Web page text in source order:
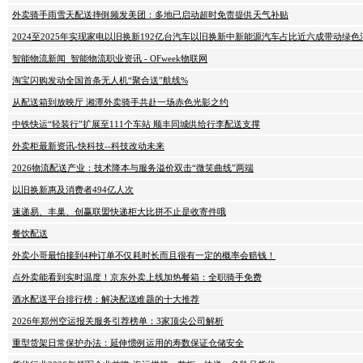
外卖骑手雨雪天配送摔倒频发美团：多地已启动超时免责提供天气补贴
2024至2025年实现家电以旧换新192亿台汽车以旧换新中新能源汽车占比近六成带动绿
智能物流新闻_智能物流职业资讯 - OFweek物联网
淘宝闪购发动全国首条无人机“聚合送”航线%
从配送箱到放映厅 湘潭外卖骑手共赴一场赤色光影之约
中铁快运“轻装行”扩展至111个车站 顺丰同城供给行李配送支撑
外卖柜最新资讯-快科技--科技改动未来
2026物流配送产业：技术降本与服务溢价双击“微笑曲线”两端
以旧换新惠及消费者494亿人次
速递易、丰巢、创赢联盟快递柜大比拼不止是收寄件哦
餐饮配送
外卖小哥最怕接到4种订单不仅耗时长而且很有一定的概率会赔钱！
点外卖能看到实时温度！京东外卖上线加热餐箱：全职骑手免费
酒水配送平台排行榜：解决配送难题的十大推荐
2026年郑州空运报关服务引荐榜单：3家顶尖公司解析
重型货架日常保护办法：延伸惯例运用的寿数保证仓储安全